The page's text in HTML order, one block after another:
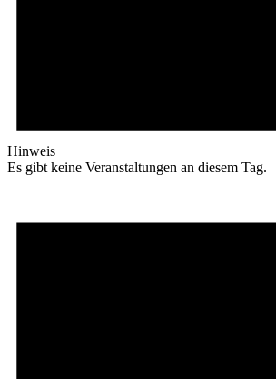
Hinweis
Es gibt keine Veranstaltungen an diesem Tag.